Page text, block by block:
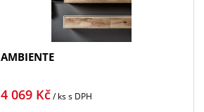
AMBIENTE
4 069Kč/ kss DPH